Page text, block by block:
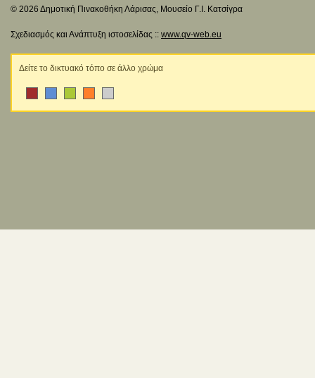
© 2026 Δημοτική Πινακοθήκη Λάρισας, Μουσείο Γ.Ι. Κατσίγρα
Σχεδιασμός και Ανάπτυξη ιστοσελίδας :: www.qv-web.eu
Δείτε το δικτυακό τόπο σε άλλο χρώμα